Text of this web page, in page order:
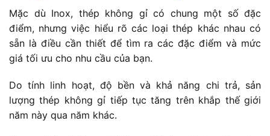
Mặc dù Inox, thép không gỉ có chung một số đặc
điểm, nhưng việc hiểu rõ các loại thép khác nhau có
sẵn là điều cần thiết để tìm ra các đặc điểm và mức
giá tối ưu cho nhu cầu của bạn.
Do tính linh hoạt, độ bền và khả năng chi trả, sản
lượng thép không gỉ tiếp tục tăng trên khắp thế giới
năm này qua năm khác.